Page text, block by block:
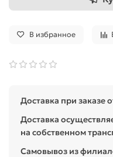
В избранное
Доставка при заказе
Доставка
на собственном
Самовывоз из